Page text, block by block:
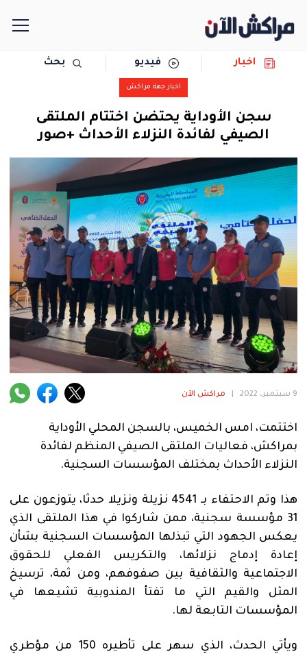
سياسة
حوادث
دولية
المرأة
منوعة
آراء
اخبار فيديو بحث
اخبار جهة مراكش
سجن الأوداية يحتضن اختتام الملتقى
الصيفي لفائدة النزلاء الأحداث +صور
9 سبتمبر، 2022 مراكش الآن
اختتمت، امس الخميس، بالسجن المحلي الأوداية
بمراكش، فعاليات الملتقى الصيفي المنظم لفائدة
النزلاء الأحداث بمختلف المؤسسات السجنية.
هذا وتم الاحتفاء بـ 4541 نزيلة ونزيلا حدثا، يتوزعون على
31 مؤسسة سجنية، ممن شاركوا في هذا الملتقى الذي
يعكس الجهود التي تبذلها المؤسسات السجنية بشأن
إعادة إدماج نزلائها، والتكريس الفعلي للحقوق
الاجتماعية والثقافية بين صفوفهم، ومن ثمة، ترسيخ
المثل والقيم التي ما تفتأ المندوبية تشيعها في
المؤسسات التابعة لها.
ويأتي الحدث، الذي سهر على تأطيره 150 من مؤطري